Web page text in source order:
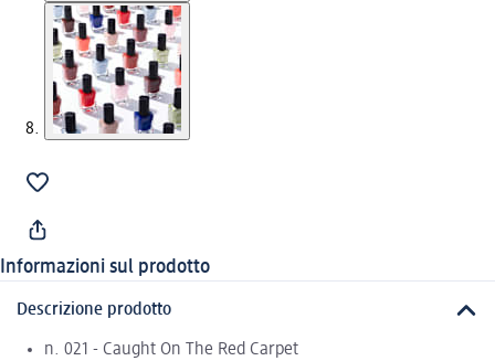
Informazioni sul prodotto
Descrizione prodotto
n. 021 - Caught On The Red Carpet